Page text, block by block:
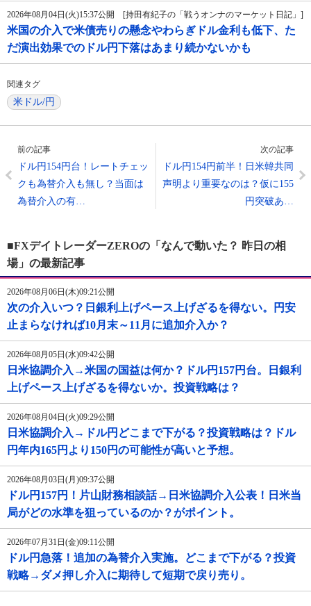
2026年08月04日(火)15:37公開 [持田有紀子の「戦うオンナのマーケット日記」]
米国の介入で米債売りの懸念やわらぎドル金利も低下、た
だ演出効果でのドル円下落はあまり続かないかも
関連タグ
米ドル/円
前の記事
ドル円154円台！レートチェッ
クも為替介入も無し？当面は
為替介入の有…
次の記事
ドル円154円前半！日米韓共同
声明より重要なのは？仮に155
円突破あ…
■FXデイトレーダーZEROの「なんで動いた？ 昨日の相
場」の最新記事
2026年08月06日(木)09:21公開
次の介入いつ？日銀利上げペース上げざるを得ない。円安
止まらなければ10月末～11月に追加介入か？
2026年08月05日(水)09:42公開
日米協調介入→米国の国益は何か？ドル円157円台。日銀利
上げペース上げざるを得ないか。投資戦略は？
2026年08月04日(火)09:29公開
日米協調介入→ドル円どこまで下がる？投資戦略は？ドル
円年内165円より150円の可能性が高いと予想。
2026年08月03日(月)09:37公開
ドル円157円！片山財務相談話→日米協調介入公表！日米当
局がどの水準を狙っているのか？がポイント。
2026年07月31日(金)09:11公開
ドル円急落！追加の為替介入実施。どこまで下がる？投資
戦略→ダメ押し介入に期待して短期で戻り売り。